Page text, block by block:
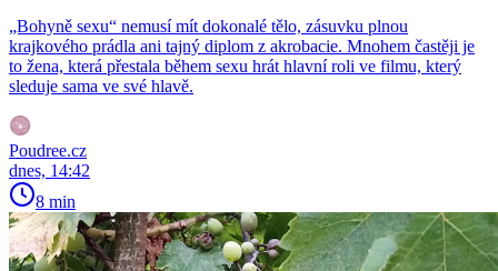
„Bohyně sexu“ nemusí mít dokonalé tělo, zásuvku plnou
krajkového prádla ani tajný diplom z akrobacie. Mnohem častěji je
to žena, která přestala během sexu hrát hlavní roli ve filmu, který
sleduje sama ve své hlavě.
Poudree.cz
dnes, 14:42
8 min